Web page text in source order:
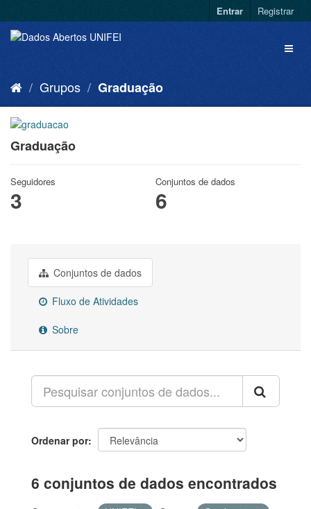
Entrar Registrar
Grupos Graduação
Graduação
Seguidores
3
Conjuntos de dados
6
Conjuntos de dados
Fluxo de Atividades
Sobre
Ordenar por
6 conjuntos de dados encontrados